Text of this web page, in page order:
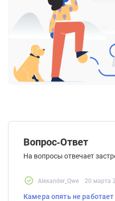
Вопрос-Ответ
На вопросы отвечает
Alexander_Qwe 20 марта
Камера опять не работает